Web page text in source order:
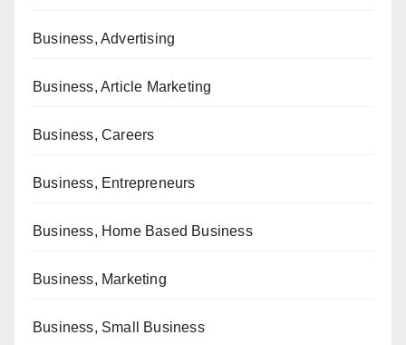
Business, Advertising
Business, Article Marketing
Business, Careers
Business, Entrepreneurs
Business, Home Based Business
Business, Marketing
Business, Small Business